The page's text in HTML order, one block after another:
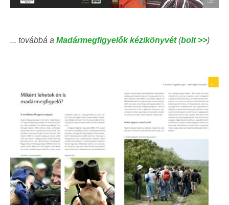
... továbbá a Madármegfigyelők kézikönyvét(bolt >>)